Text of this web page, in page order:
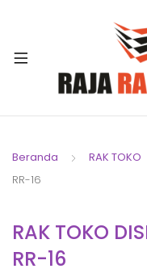
Beranda RAK TOKO
RR-16
RAK TOKO
RR-16